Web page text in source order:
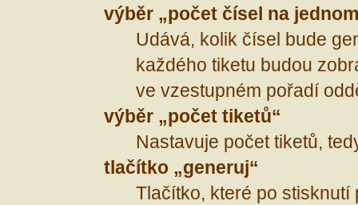
výběr „počet čísel na
Udává, kolik čísel bude
každého tiketu budou
ve vzestupném pořadí
výběr „počet tiketů“
Nastavuje počet tiketů,
tlačítko „generuj“
Tlačítko, které po